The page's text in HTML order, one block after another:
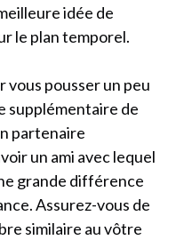
idée de
le plan temporel.
pousser un peu
supplémentaire de
partenaire
un ami avec lequel
grande différence
Assurez-vous de
similaire au vôtre